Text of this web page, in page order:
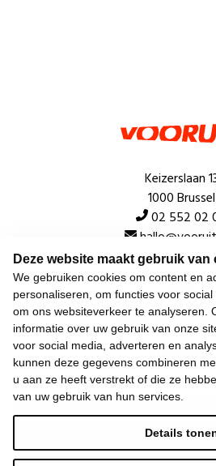
Deze website maakt gebruik van
We gebruiken cookies om content en
personaliseren, om functies voor
om ons websiteverkeer te analyseren.
informatie over uw gebruik van onze
voor social media, adverteren en
kunnen deze gegevens combineren
u aan ze heeft verstrekt of die ze
van uw gebruik van hun services.
Details
Keizerslaan
1000 Brussel
02 552 02
Snel
Over de
Algemeen
Laatste